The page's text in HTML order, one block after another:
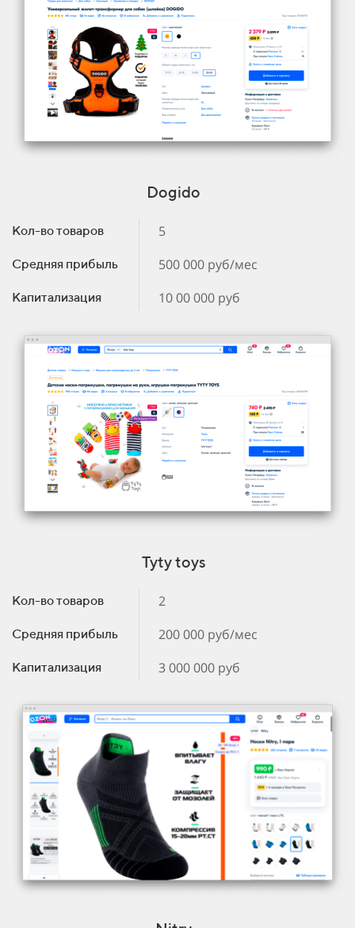
Dogido
Кол-во товаров
Средняя прибыль
Капитализация
5
500 000 руб/мес
10 00 000 руб
Tyty toys
Кол-во товаров
Средняя прибыль
Капитализация
2
200 000 руб/мес
3 000 000 руб